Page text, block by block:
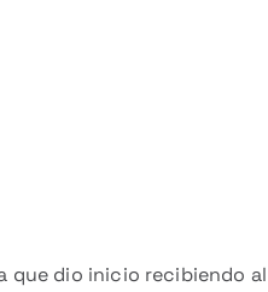
que dio inicio recibiendo